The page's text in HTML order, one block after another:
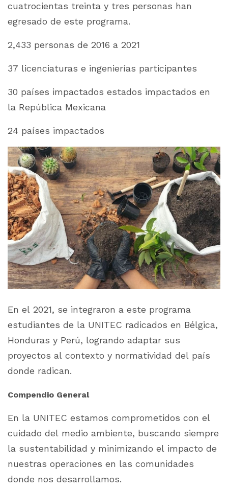
cuatrocientas treinta y tres personas han
egresado de este programa.
2,433 personas de 2016 a 2021
37 licenciaturas e ingenierías participantes
30 países impactados estados impactados en
la República Mexicana
24 países impactados
En el 2021, se integraron a este programa
estudiantes de la UNITEC radicados en Bélgica,
Honduras y Perú, logrando adaptar sus
proyectos al contexto y normatividad del país
donde radican.
Compendio General
En la UNITEC estamos comprometidos con el
cuidado del medio ambiente, buscando siempre
la sustentabilidad y minimizando el impacto de
nuestras operaciones en las comunidades
donde nos desarrollamos.